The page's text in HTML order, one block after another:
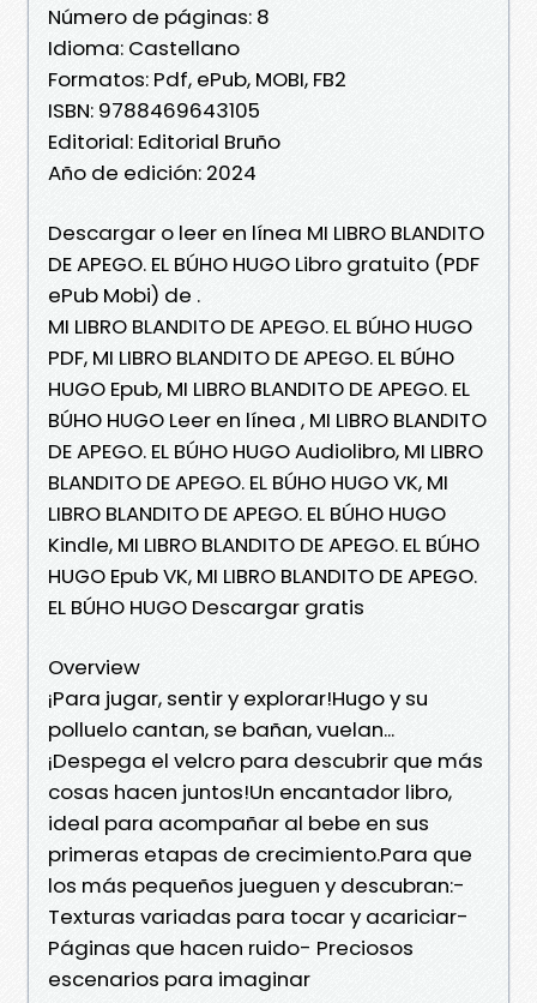
Número de páginas: 8
Idioma: Castellano
Formatos: Pdf, ePub, MOBI, FB2
ISBN: 9788469643105
Editorial: Editorial Bruño
Año de edición: 2024
Descargar o leer en línea MI LIBRO BLANDITO
DE APEGO. EL BÚHO HUGO Libro gratuito (PDF
ePub Mobi) de .
MI LIBRO BLANDITO DE APEGO. EL BÚHO HUGO
PDF, MI LIBRO BLANDITO DE APEGO. EL BÚHO
HUGO Epub, MI LIBRO BLANDITO DE APEGO. EL
BÚHO HUGO Leer en línea , MI LIBRO BLANDITO
DE APEGO. EL BÚHO HUGO Audiolibro, MI LIBRO
BLANDITO DE APEGO. EL BÚHO HUGO VK, MI
LIBRO BLANDITO DE APEGO. EL BÚHO HUGO
Kindle, MI LIBRO BLANDITO DE APEGO. EL BÚHO
HUGO Epub VK, MI LIBRO BLANDITO DE APEGO.
EL BÚHO HUGO Descargar gratis
Overview
¡Para jugar, sentir y explorar!Hugo y su
polluelo cantan, se bañan, vuelan...
¡Despega el velcro para descubrir que más
cosas hacen juntos!Un encantador libro,
ideal para acompañar al bebe en sus
primeras etapas de crecimiento.Para que
los más pequeños jueguen y descubran:-
Texturas variadas para tocar y acariciar-
Páginas que hacen ruido- Preciosos
escenarios para imaginar